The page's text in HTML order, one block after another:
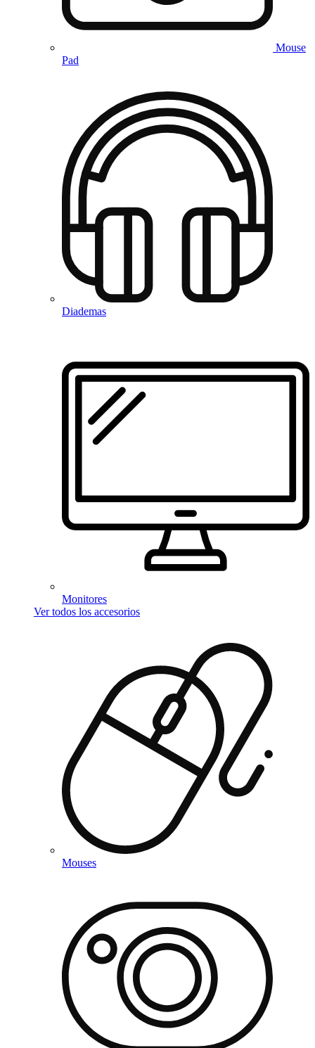
Mouse
Pad
Diademas
Monitores
Ver todos los accesorios
Mouses